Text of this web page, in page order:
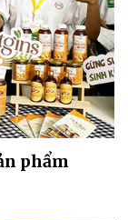
phẩm